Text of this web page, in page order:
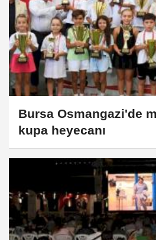
Bursa Osmangazi'de
kupa heyecanı